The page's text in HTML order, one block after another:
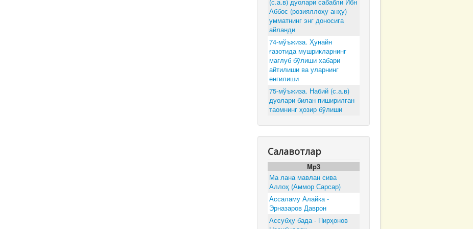
Аббос (розияллоҳу анҳу)
умматнинг энг доносига
айланди
74-мўъжиза. Ҳунайн
ғазотида мушрикларнинг
мағлуб бўлиши хабари
айтилиши ва уларнинг
енгилиши
75-мўъжиза. Набий (с.а.в)
дуолари билан пиширилган
таомнинг ҳозир бўлиши
Салавотлар
Mp3
Ма лана мавлан сива
Аллоҳ (Аммор Сарсар)
Ассаламу Алайка -
Эрназаров Даврон
Ассубҳу бада - Пирҳонов